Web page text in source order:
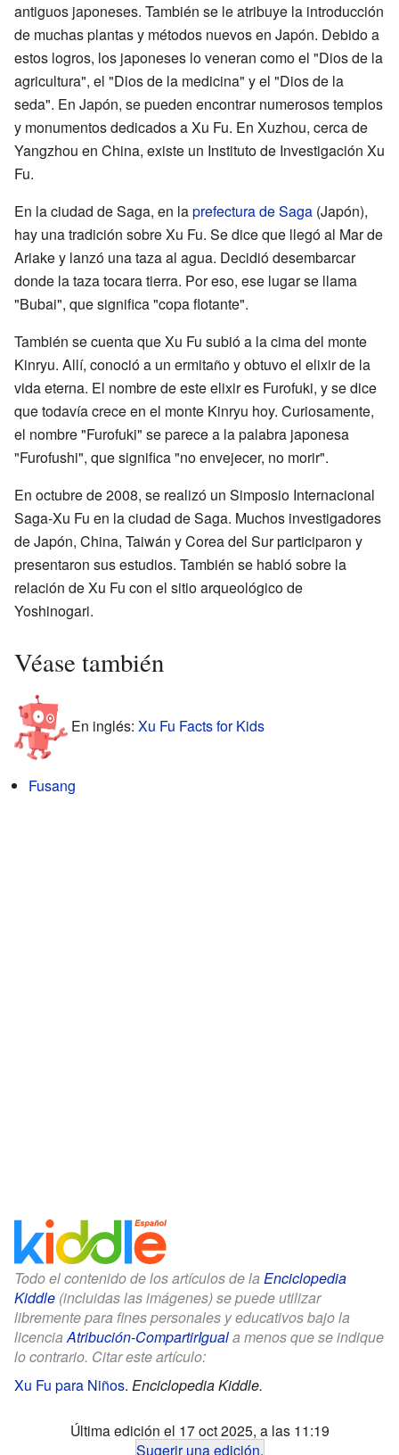
antiguos japoneses. También se le atribuye la introducción
de muchas plantas y métodos nuevos en Japón. Debido a
estos logros, los japoneses lo veneran como el "Dios de la
agricultura", el "Dios de la medicina" y el "Dios de la
seda". En Japón, se pueden encontrar numerosos templos
y monumentos dedicados a Xu Fu. En Xuzhou, cerca de
Yangzhou en China, existe un Instituto de Investigación Xu
Fu.
En la ciudad de Saga, en laprefectura de Saga (Japón),
hay una tradición sobre Xu Fu. Se dice que llegó al Mar de
Ariake y lanzó una taza al agua. Decidió desembarcar
donde la taza tocara tierra. Por eso, ese lugar se llama
"Bubai", que significa "copa flotante".
También se cuenta que Xu Fu subió a la cima del monte
Kinryu. Allí, conoció a un ermitaño y obtuvo el elixir de la
vida eterna. El nombre de este elixir es Furofuki, y se dice
que todavía crece en el monte Kinryu hoy. Curiosamente,
el nombre "Furofuki" se parece a la palabra japonesa
"Furofushi", que significa "no envejecer, no morir".
En octubre de 2008, se realizó un Simposio Internacional
Saga-Xu Fu en la ciudad de Saga. Muchos investigadores
de Japón, China, Taiwán y Corea del Sur participaron y
presentaron sus estudios. También se habló sobre la
relación de Xu Fu con el sitio arqueológico de
Yoshinogari.
Véase también
En inglés: Xu Fu Facts for Kids
Fusang
Todo el contenido de los artículos de la Enciclopedia
Kiddle (incluidas las imágenes) se puede utilizar
libremente para fines personales y educativos bajo la
licenciaAtribución-CompartirIguala menos que se indique
lo contrario. Citar este artículo:
Xu Fu para Niños. Enciclopedia Kiddle.
Última edición el 17 oct 2025, a las 11:19
Sugerir una edición.